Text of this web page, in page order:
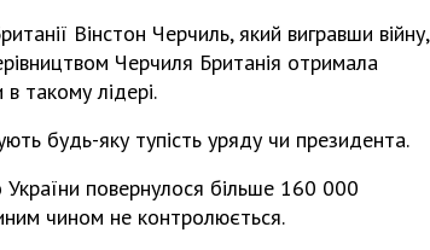
Вінстон Черчиль, який вигравши війну,
Черчиля Британія отримала
такому лідері.
будь-яку тупість уряду чи президента.
повернулося більше 160 000
чином не контролюється.